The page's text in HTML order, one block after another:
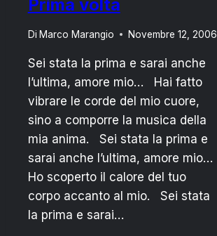
Prima volta
Di Marco Marangio Novembre 12, 2006
Sei stata la prima e sarai anche
l’ultima, amore mio… Hai fatto
vibrare le corde del mio cuore,
sino a comporre la musica della
mia anima. Sei stata la prima e
sarai anche l’ultima, amore mio…
Ho scoperto il calore del tuo
corpo accanto al mio. Sei stata
la prima e sarai…